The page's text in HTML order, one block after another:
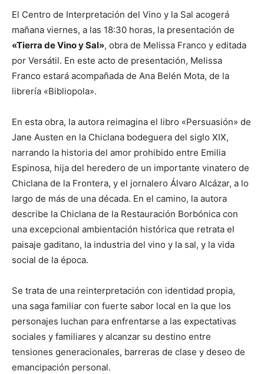
El Centro de Interpretación del Vino y la Sal acogerá
mañana viernes, a las 18:30 horas, la presentación de
«Tierra de Vino y Sal», obra de Melissa Franco y editada
por Versátil. En este acto de presentación, Melissa
Franco estará acompañada de Ana Belén Mota, de la
librería «Bibliopola».
En esta obra, la autora reimagina el libro «Persuasión» de
Jane Austen en la Chiclana bodeguera del siglo XIX,
narrando la historia del amor prohibido entre Emilia
Espinosa, hija del heredero de un importante vinatero de
Chiclana de la Frontera, y el jornalero Álvaro Alcázar, a lo
largo de más de una década. En el camino, la autora
describe la Chiclana de la Restauración Borbónica con
una excepcional ambientación histórica que retrata el
paisaje gaditano, la industria del vino y la sal, y la vida
social de la época.
Se trata de una reinterpretación con identidad propia,
una saga familiar con fuerte sabor local en la que los
personajes luchan para enfrentarse a las expectativas
sociales y familiares y alcanzar su destino entre
tensiones generacionales, barreras de clase y deseo de
emancipación personal.